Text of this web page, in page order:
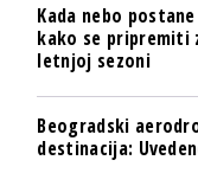
Kada nebo
kako se pripremiti
letnjoj sezoni
Beogradski
destinacija: